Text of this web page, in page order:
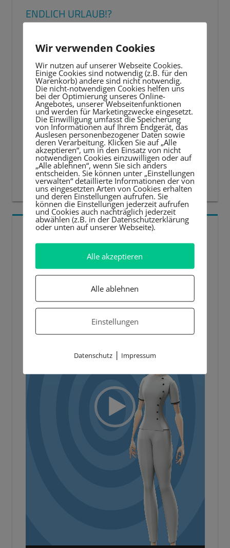
ENDLICH URLAUB!?
5 BESTE LERNTIPPS
Player
Wir verwenden Cookies
Wir nutzen auf unserer Webseite Cookies.
Einige Cookies sind notwendig (z.B. für den
Warenkorb) andere sind nicht notwendig.
Die nicht-notwendigen Cookies helfen uns
bei der Optimierung unseres Online-
Angebotes, unserer Webseitenfunktionen
und werden für Marketingzwecke eingesetzt.
Die Einwilligung umfasst die Speicherung
von Informationen auf Ihrem Endgerät, das
Auslesen personenbezogener Daten sowie
deren Verarbeitung. Klicken Sie auf „Alle
akzeptieren“, um in den Einsatz von nicht
notwendigen Cookies einzuwilligen oder auf
„Alle ablehnen“, wenn Sie sich anders
entscheiden. Sie können unter „Einstellungen
verwalten“ detaillierte Informationen der von
uns eingesetzten Arten von Cookies erhalten
und deren Einstellungen aufrufen. Sie
können die Einstellungen jederzeit aufrufen
und Cookies auch nachträglich jederzeit
abwählen (z.B. in der Datenschutzerklärung
oder unten auf unserer Webseite).
Alle akzeptieren
Alle ablehnen
Einstellungen
Datenschutz| Impressum